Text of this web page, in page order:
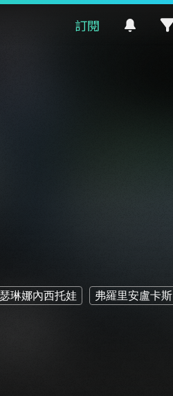
訂閱
琳娜內西托娃 弗羅里安盧卡斯